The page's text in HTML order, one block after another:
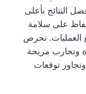
النتائج بأعلى
على سلامة
العمليات. نحرص
وتجارب مريحة
توقعات